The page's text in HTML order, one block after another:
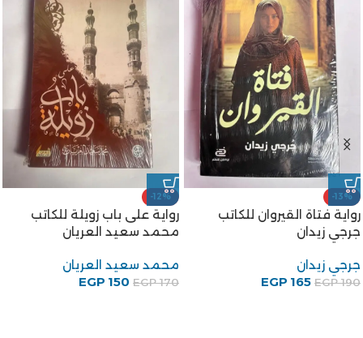
-25%
رواية شجرة الدر للكاتب محمد
سعيد العريان
محمد سعيد العريان
EGP100
EGP75
-12%
رواية أبو دولامة مضحك
الخليفة للكاتب على احمد
علي أحمد باكثير